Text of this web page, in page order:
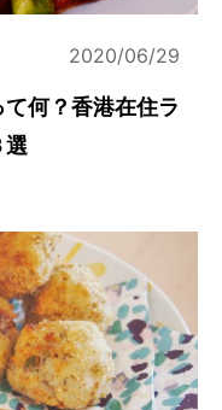
2020/06/29
何？香港在住ラ
選